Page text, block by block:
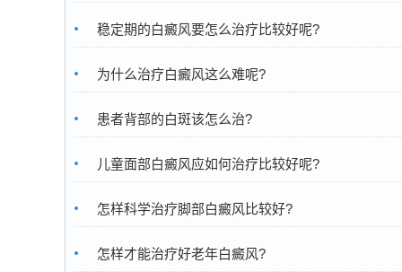
稳定期的白癜风要怎么治疗比较好呢?
为什么治疗白癜风这么难呢?
患者背部的白斑该怎么治?
儿童面部白癜风应如何治疗比较好呢?
怎样科学治疗脚部白癜风比较好?
怎样才能治疗好老年白癜风?